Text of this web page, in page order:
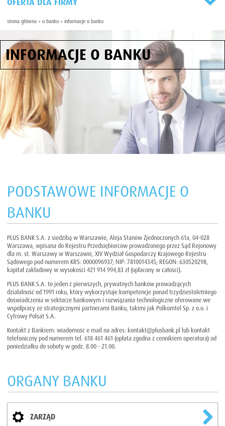
strona główna > o banku > informacje o banku
INFORMACJE O BANKU
PODSTAWOWE INFORMACJE O
BANKU
PLUS BANK S.A. z siedzibą w Warszawie, Aleja Stanów Zjednoczonych 61a, 04-028
Warszawa, wpisana do Rejestru Przedsiębiorców prowadzonego przez Sąd Rejonowy
dla m. st. Warszawy w Warszawie, XIV Wydział Gospodarczy Krajowego Rejestru
Sądowego pod numerem KRS: 0000096937; NIP: 7810014345; REGON: 630520298,
kapitał zakładowy w wysokości 421 914 994,83 zł (opłacony w całości).
PLUS BANK S.A. to jeden z pierwszych, prywatnych banków prowadzących
działalność od 1991 roku, który wykorzystuje kompetencje ponad trzydziestoletniego
doświadczenia w sektorze bankowym i rozwiązania technologiczne oferowane we
współpracy ze strategicznymi partnerami Banku, takimi jak Polkomtel Sp. z o.o. i
Cyfrowy Polsat S.A.
Kontakt z Bankiem: wiadomość e mail na adres: kontakt@plusbank.pl lub kontakt
telefoniczny pod numerem tel. 618 461 461 (opłata zgodna z cennikiem operatora) od
poniedziałku do soboty w godz. 8.00 - 21.00.
ORGANY BANKU
ZARZĄD